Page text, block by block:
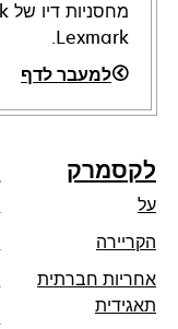
Lexmark.
למעבר לדף
לקסמרק
על
הקריירה
אחריות חברתית
תאגידיתopens